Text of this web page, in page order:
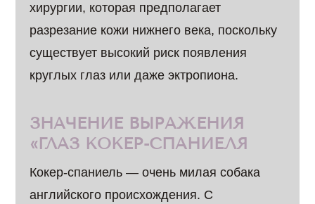
хирургии, которая предполагает
разрезание кожи нижнего века, поскольку
существует высокий риск появления
круглых глаз или даже эктропиона.
ЗНАЧЕНИЕ ВЫРАЖЕНИЯ
«ГЛАЗ КОКЕР-СПАНИЕЛЯ
Кокер-спаниель — очень милая собака
английского происхождения. С